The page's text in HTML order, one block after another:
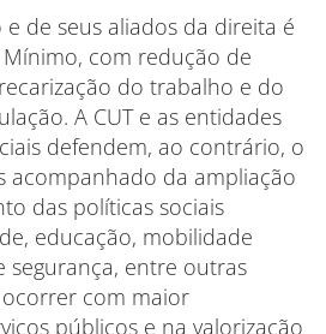
de seus aliados da direita é
com redução de
do trabalho e do
A CUT e as entidades
defendem, ao contrário, o
acompanhado da ampliação
das políticas sociais
educação, mobilidade
segurança, entre outras
com maior
públicos e na valorização